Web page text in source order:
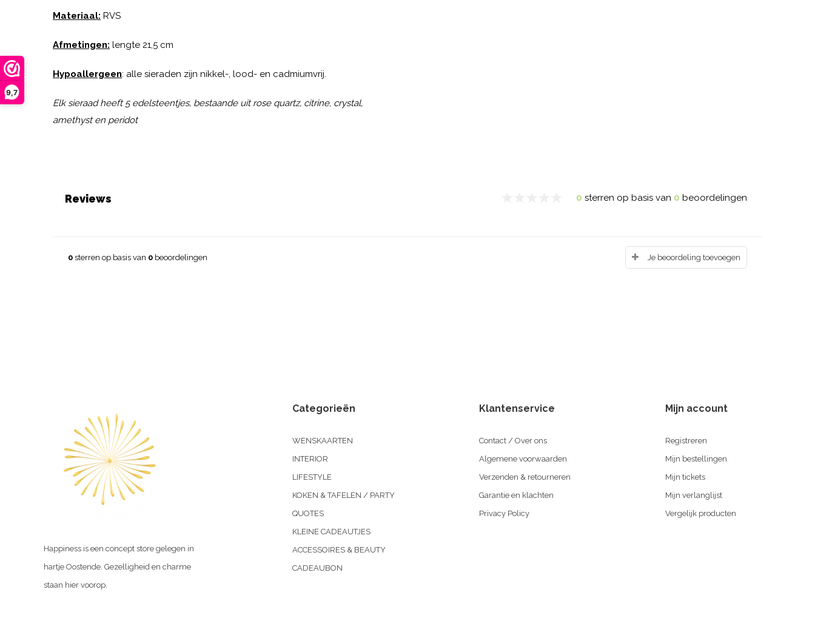
9,7
Materiaal: RVS
Afmetingen: lengte 21,5 cm
Hypoallergeen: alle sieraden zijn nikkel-, lood- en cadmiumvrij.
Elk sieraad heeft 5 edelsteentjes, bestaande uit rose quartz, citrine, crystal,
amethyst en peridot
Reviews 0 sterren op basis van 0 beoordelingen
0 sterren op basis van 0 beoordelingen Je beoordeling toevoegen
Happiness is een concept store gelegen in
hartje Oostende. Gezelligheid en charme
staan hier voorop.
Categorieën
WENSKAARTEN
INTERIOR
LIFESTYLE
KOKEN & TAFELEN / PARTY
QUOTES
KLEINE CADEAUTJES
ACCESSOIRES & BEAUTY
CADEAUBON
Klantenservice
Contact / Over ons
Algemene voorwaarden
Verzenden & retourneren
Garantie en klachten
Privacy Policy
Mijn account
Registreren
Mijn bestellingen
Mijn tickets
Mijn verlanglijst
Vergelijk producten